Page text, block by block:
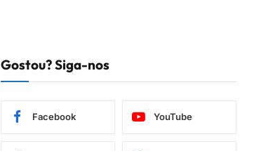
Gostou? Siga-nos
Facebook YouTube